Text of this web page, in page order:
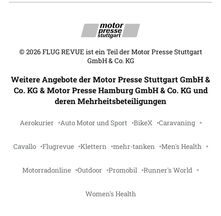
© 2026 FLUG REVUE ist ein Teil der Motor Presse Stuttgart
GmbH & Co. KG
Weitere Angebote der Motor Presse Stuttgart GmbH &
Co. KG & Motor Presse Hamburg GmbH & Co. KG und
deren Mehrheitsbeteiligungen
Aerokurier Auto Motor und Sport BikeX Caravaning
Cavallo Flugrevue Klettern mehr-tanken Men's Health
Motorradonline Outdoor Promobil Runner's World
Women's Health